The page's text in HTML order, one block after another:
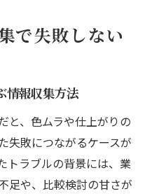
視すべき比較要素
トの成約率とその意
較で見落としやすい
で失敗を防ぐコツ
で失敗しない
情報収集方法
と、色ムラや仕上がりの
失敗につながるケースが
トラブルの背景には、業
足や、比較検討の甘さが